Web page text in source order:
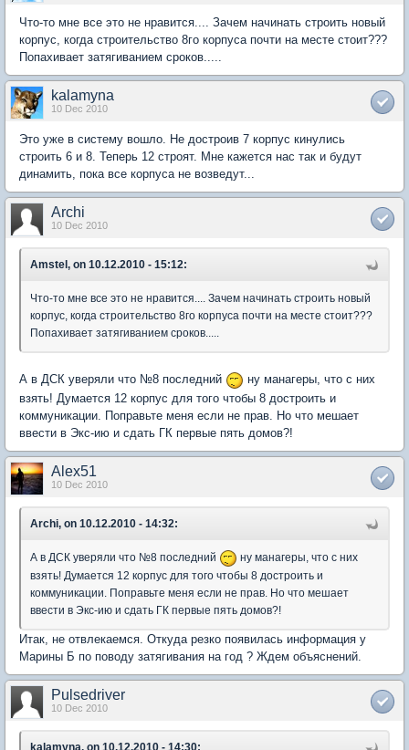
Что-то мне все это не нравится.... Зачем начинать строить новый
корпус, когда строительство 8го корпуса почти на месте стоит???
Попахивает затягиванием сроков.....
kalamyna
10 Dec 2010
Это уже в систему вошло. Не достроив 7 корпус кинулись
строить 6 и 8. Теперь 12 строят. Мне кажется нас так и будут
динамить, пока все корпуса не возведут...
Archi
10 Dec 2010
Amstel, on 10.12.2010 - 15:12:
Что-то мне все это не нравится.... Зачем начинать строить новый
корпус, когда строительство 8го корпуса почти на месте стоит???
Попахивает затягиванием сроков.....
А в ДСК уверяли что №8 последний
ну манагеры, что с них
взять! Думается 12 корпус для того чтобы 8 достроить и
коммуникации. Поправьте меня если не прав. Но что мешает
ввести в Экс-ию и сдать ГК первые пять домов?!
Alex51
10 Dec 2010
Archi, on 10.12.2010 - 14:32:
А в ДСК уверяли что №8 последний
ну манагеры, что с них
взять! Думается 12 корпус для того чтобы 8 достроить и
коммуникации. Поправьте меня если не прав. Но что мешает
ввести в Экс-ию и сдать ГК первые пять домов?!
Итак, не отвлекаемся. Откуда резко появилась информация у
Марины Б по поводу затягивания на год ? Ждем объяснений.
Pulsedriver
10 Dec 2010
kalamyna, on 10.12.2010 - 14:30: